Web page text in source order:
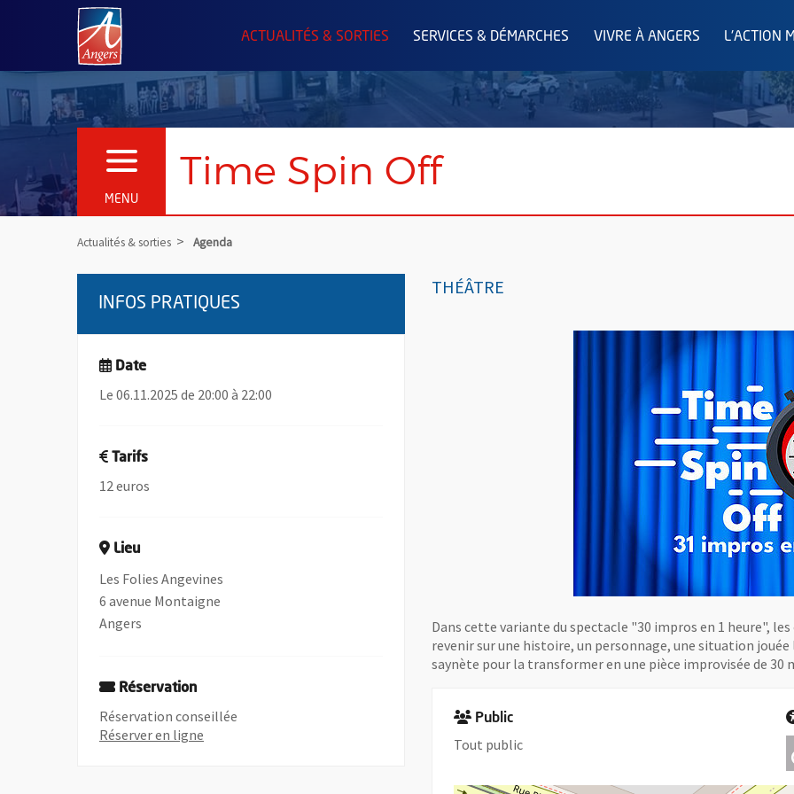
Angers.fr : Retour à l'accueil
ACTUALITÉS & SORTIES SERVICES & DÉMARCHES VIVRE À ANGERS L'ACTION
MENU
OUVRIR LE MENU Time Spin Off
Actualités & sorties Agenda
THÉÂTRE
Dans cette variante du spectacle "30 impros en 1 heure",
revenir sur une histoire, un personnage, une situation
saynète pour la transformer en une pièce improvisée de 30
Public
Tout public
INFOS PRATIQUES
Date
Le 06.11.2025 de 20:00 à 22:00
Tarifs
12 euros
Lieu
Les Folies Angevines
6 avenue Montaigne
Angers
Réservation
Réservation conseillée
Réserver en ligne